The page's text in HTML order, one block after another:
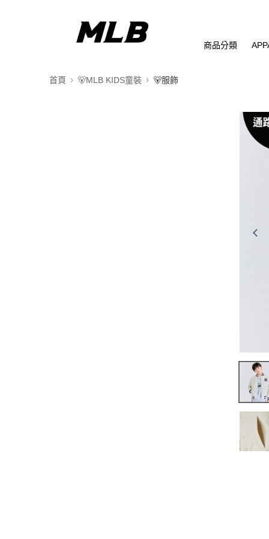
商品分類
首頁 🐻MLB KIDS童裝 🐻服飾